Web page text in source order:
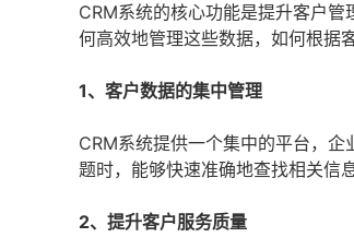
CRM系统的核心功能是提升客户
何高效地管理这些数据，如何根据
1、客户数据的集中管理
CRM系统提供一个集中的平台，
题时，能够快速准确地查找相关信息
2、提升客户服务质量